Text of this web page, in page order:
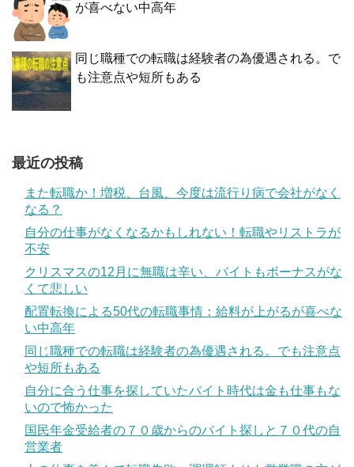
が喜べない中高年
同じ職種での転職は経験者の為優遇される。で
も注意点や短所もある
最近の投稿
また転職か！増税、台風、今度は流行り病で会社がなく
なる？
自分の仕事がなくなるかもしれない！転職やリストラが
不安
クリスマスの12月に無職は辛い、バイトもボーナスがな
くて悲しい
配置転換による50代の転職事情：給料が上がるが喜べな
い中高年
同じ職種での転職は経験者の為優遇される。でも注意点
や短所もある
自分に合う仕事を探していたバイト時代は金も仕事もな
いので怖かった
国民年金受給者の７０歳からのバイト探しと７０代の自
営業者